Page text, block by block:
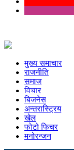
मुख्य समाचार
राजनीति
समाज
विचार
बिजनेस
अन्तरास्ट्रिय
खेल
फोटो फिचर
मनोरन्जन